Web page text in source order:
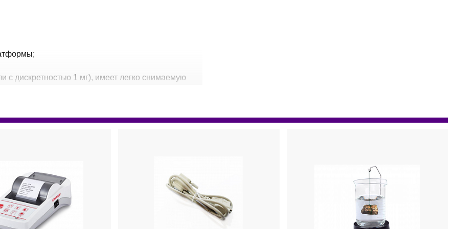
с дискретностью 1 мг), имеет легко снимаемую
предотвращающего кражу;
USBхост, USB-интерфейс и Ethernet;
плотности и удельнго веса;